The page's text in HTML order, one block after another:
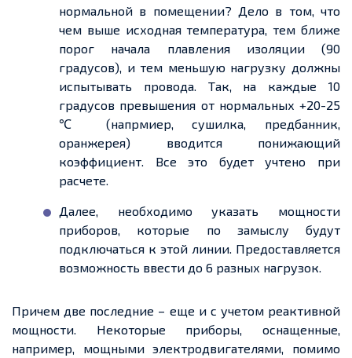
нормальной в помещении? Дело в том, что
чем выше исходная температура, тем ближе
порог начала плавления изоляции (90
градусов), и тем меньшую нагрузку должны
испытывать провода. Так, на каждые 10
градусов превышения от нормальных +20-25
℃ (напрмиер, сушилка, предбанник,
оранжерея) вводится понижающий
коэффициент. Все это будет учтено при
расчете.
Далее, необходимо указать мощности
приборов, которые по замыслу будут
подключаться к этой линии. Предоставляется
возможность ввести до 6 разных нагрузок.
Причем две последние – еще и с учетом реактивной
мощности. Некоторые приборы, оснащенные,
например, мощными электродвигателями, помимо